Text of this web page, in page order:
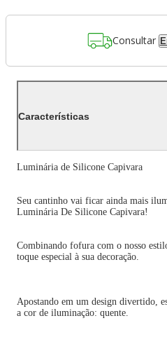
Consultar
Características
Luminária de Silicone Capivara
Seu cantinho vai ficar ainda mais
Luminária De Silicone Capivara!
Combinando fofura com o nosso
toque especial à sua decoração.
Apostando em um design divertido,
a cor de iluminação: quente.